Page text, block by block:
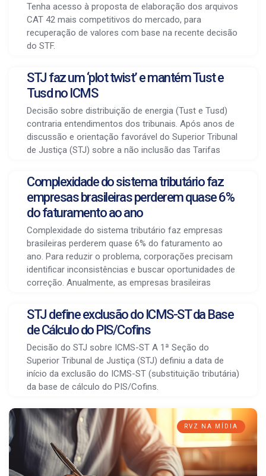
Tenha acesso à proposta de elaboração dos arquivos
CAT 42 mais competitivos do mercado, para
recuperação de valores com base na recente decisão
do STF.
STJ faz um ‘plot twist’ e mantém Tust e
Tusd no ICMS
Decisão sobre distribuição de energia (Tust e Tusd)
contraria entendimentos dos tribunais. Após anos de
discussão e orientação favorável do Superior Tribunal
de Justiça (STJ) sobre a não inclusão das Tarifas
Complexidade do sistema tributário faz
empresas brasileiras perderem quase 6%
do faturamento ao ano
Complexidade do sistema tributário faz empresas
brasileiras perderem quase 6% do faturamento ao
ano. Para reduzir o problema, corporações precisam
identificar inconsistências e buscar oportunidades de
correção. Anualmente, as empresas brasileiras
STJ define exclusão do ICMS-ST da Base
de Cálculo do PIS/Cofins
Decisão do STJ sobre ICMS-ST A 1ª Seção do
Superior Tribunal de Justiça (STJ) definiu a data de
início da exclusão do ICMS-ST (substituição tributária)
da base de cálculo do PIS/Cofins.
RVZ NA MÍDIA